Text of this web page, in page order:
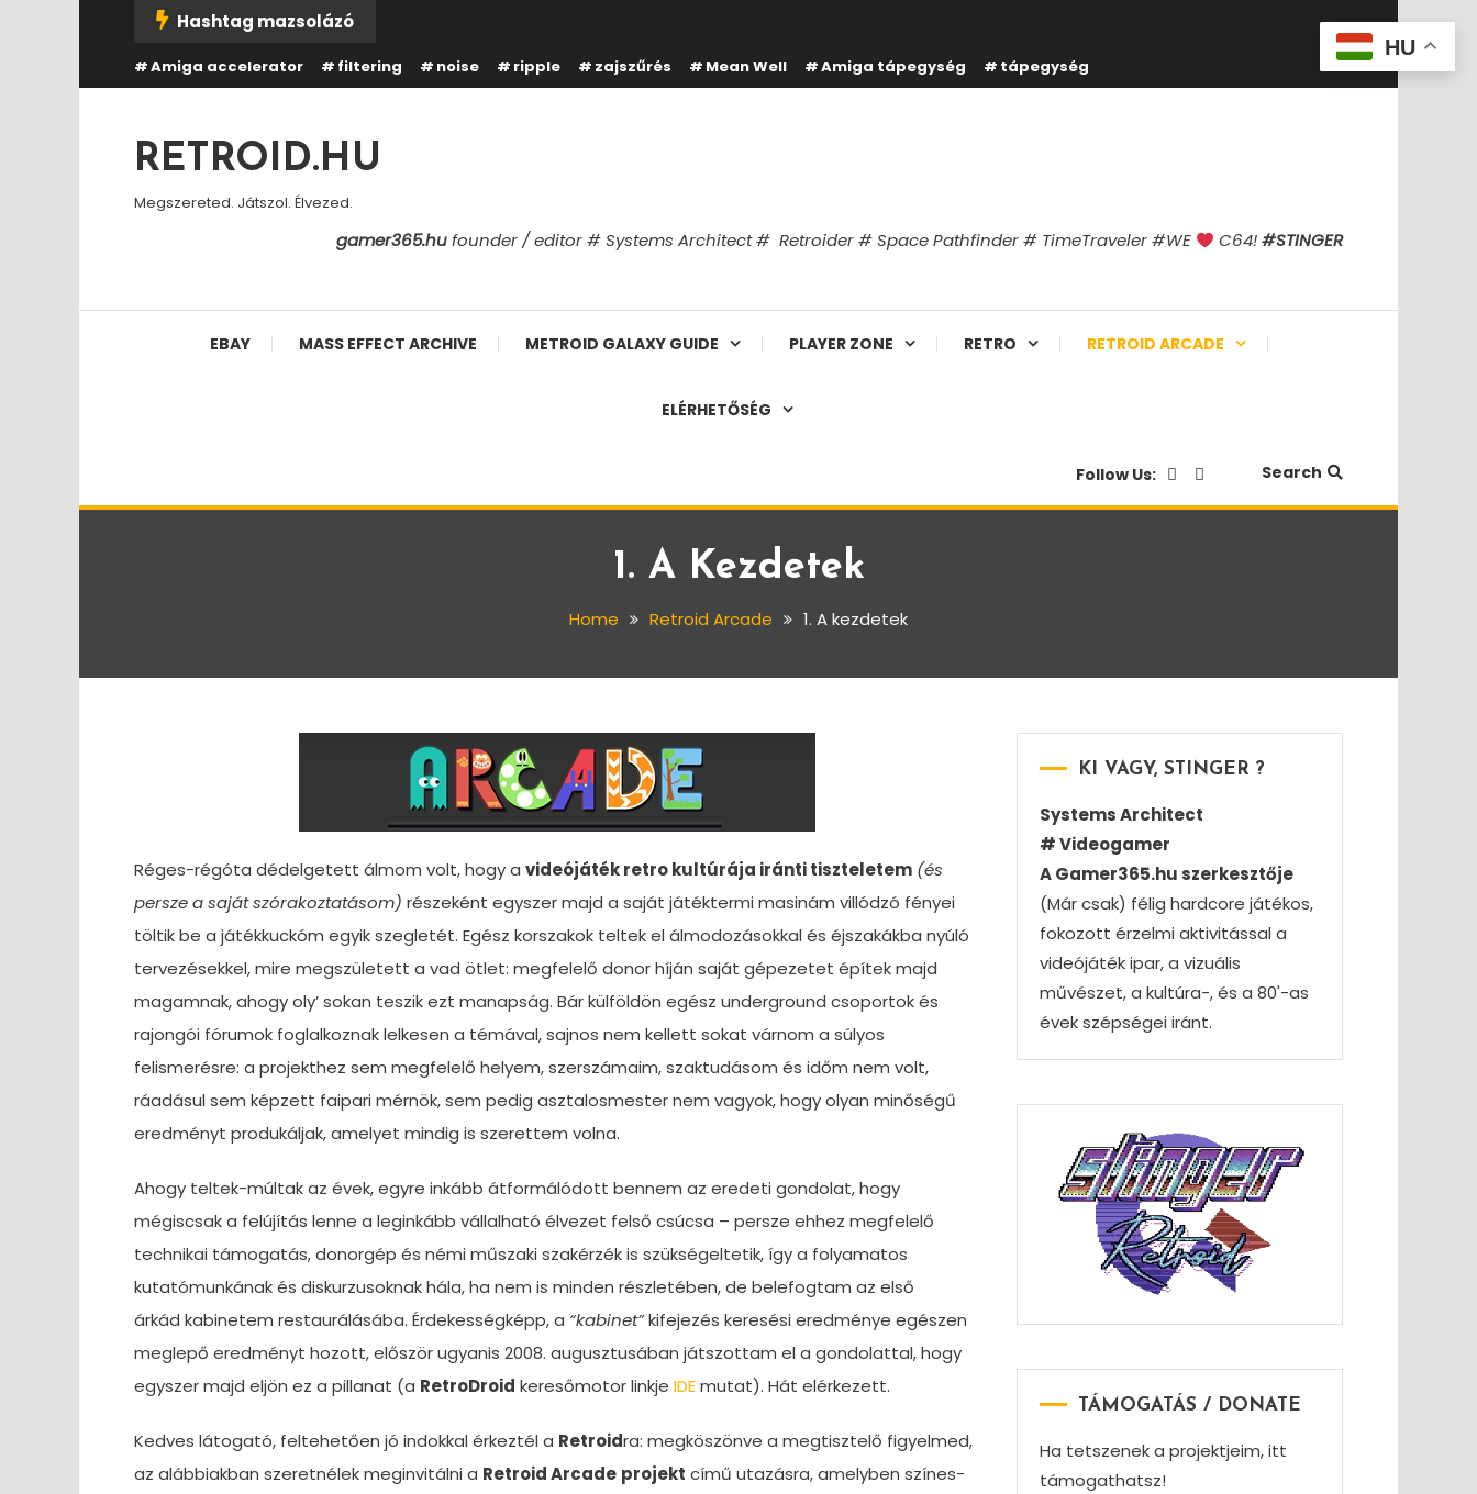
Content
Hashtag mazsolázó
Amiga accelerator filtering noise ripple zajszűrés Mean Well Amiga tápegység tápegység
RETROID.HU
Megszereted. Játszol. Élvezed.
gamer365.hufounder / editor # Systems Architect # Retroider # Space Pathfinder # TimeTraveler #WE C64!#STINGER
EBAY MASS EFFECT ARCHIVE METROID GALAXY GUIDE PLAYER ZONE RETRO RETROID ARCADE
ELÉRHETŐSÉG
Follow Us: Search
1. A Kezdetek
Home Retroid Arcade 1. A kezdetek
Réges-régóta dédelgetett álmom volt, hogy a videójáték retro kultúrája iránti tiszteletem (és
persze a saját szórakoztatásom) részeként egyszer majd a saját játéktermi masinám villódzó fényei
töltik be a játékkuckóm egyik szegletét. Egész korszakok teltek el álmodozásokkal és éjszakákba nyúló
tervezésekkel, mire megszületett a vad ötlet: megfelelő donor híján saját gépezetet építek majd
magamnak, ahogy oly’ sokan teszik ezt manapság. Bár külföldön egész underground csoportok és
rajongói fórumok foglalkoznak lelkesen a témával, sajnos nem kellett sokat várnom a súlyos
felismerésre: a projekthez sem megfelelő helyem, szerszámaim, szaktudásom és időm nem volt,
ráadásul sem képzett faipari mérnök, sem pedig asztalosmester nem vagyok, hogy olyan minőségű
eredményt produkáljak, amelyet mindig is szerettem volna.
Ahogy teltek-múltak az évek, egyre inkább átformálódott bennem az eredeti gondolat, hogy
mégiscsak a felújítás lenne a leginkább vállalható élvezet felső csúcsa – persze ehhez megfelelő
technikai támogatás, donorgép és némi műszaki szakérzék is szükségeltetik, így a folyamatos
kutatómunkának és diskurzusoknak hála, ha nem is minden részletében, de belefogtam az első
árkád kabinetem restaurálásába. Érdekességképp, a “kabinet”kifejezés keresési eredménye egészen
meglepő eredményt hozott, először ugyanis 2008. augusztusában játszottam el a gondolattal, hogy
egyszer majd eljön ez a pillanat (a RetroDroid keresőmotor linkje IDEmutat). Hát elérkezett.
Kedves látogató, feltehetően jó indokkal érkeztél a Retroidra: megköszönve a megtisztelő figyelmed,
az alábbiakban szeretnélek meginvitálni a Retroid Arcade projekt című utazásra, amelyben színes-
KI VAGY, STINGER ?
Systems Architect
# Videogamer
A Gamer365.hu szerkesztője
(Már csak) félig hardcore játékos,
fokozott érzelmi aktivitással a
videójáték ipar, a vizuális
művészet, a kultúra-, és a 80'-as
évek szépségei iránt.
TÁMOGATÁS / DONATE
Ha tetszenek a projektjeim, itt
támogathatsz!
HU